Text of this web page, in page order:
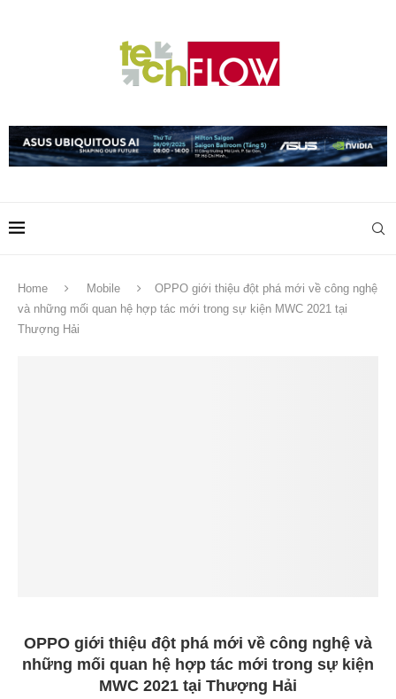
Home Mobile
OPPO giới thiệu đột phá mới về công nghệ
và những mối quan hệ hợp tác mới trong sự kiện MWC 2021 tại
Thượng Hải
OPPO giới thiệu đột phá mới về công nghệ và
những mối quan hệ hợp tác mới trong sự kiện
MWC 2021 tại Thượng Hải